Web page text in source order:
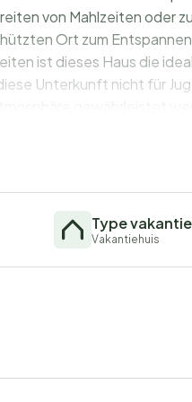
von Mahlzeiten oder
Ort zum
ist dieses Haus die
Unterkunft nicht für
any
final amount will be
remaining
deposit simply
stay and check-out
Type
Vakantiehuis